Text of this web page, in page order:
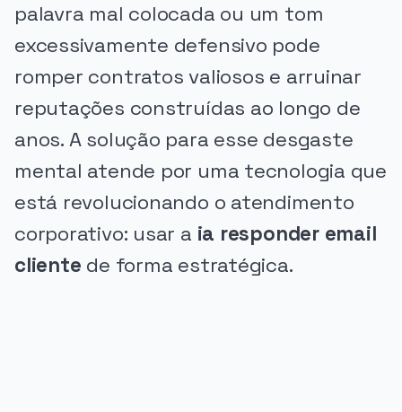
palavra mal colocada ou um tom
excessivamente defensivo pode
romper contratos valiosos e arruinar
reputações construídas ao longo de
anos. A solução para esse desgaste
mental atende por uma tecnologia que
está revolucionando o atendimento
corporativo: usar a ia responder email
cliente de forma estratégica.